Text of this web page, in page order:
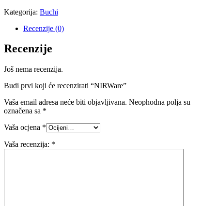
Kategorija: Buchi
Recenzije (0)
Recenzije
Još nema recenzija.
Budi prvi koji će recenzirati “NIRWare”
Vaša email adresa neće biti objavljivana. Neophodna polja su
označena sa *
Vaša ocjena *
Vaša recenzija: *